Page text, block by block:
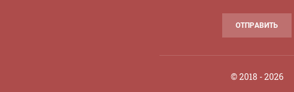
ОТПРАВИТЬ
© 2018 - 2026